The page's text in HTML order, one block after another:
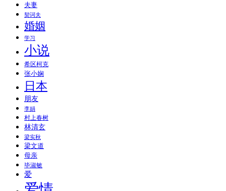
夫妻
契诃夫
婚姻
学习
小说
希区柯克
张小娴
日本
朋友
李娟
村上春树
林清玄
梁实秋
梁文道
母亲
毕淑敏
爱